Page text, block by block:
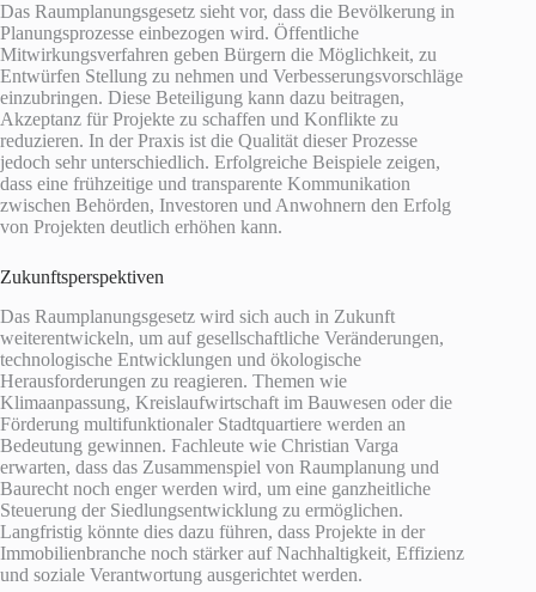
Das Raumplanungsgesetz sieht vor, dass die Bevölkerung in
Planungsprozesse einbezogen wird. Öffentliche
Mitwirkungsverfahren geben Bürgern die Möglichkeit, zu
Entwürfen Stellung zu nehmen und Verbesserungsvorschläge
einzubringen. Diese Beteiligung kann dazu beitragen,
Akzeptanz für Projekte zu schaffen und Konflikte zu
reduzieren. In der Praxis ist die Qualität dieser Prozesse
jedoch sehr unterschiedlich. Erfolgreiche Beispiele zeigen,
dass eine frühzeitige und transparente Kommunikation
zwischen Behörden, Investoren und Anwohnern den Erfolg
von Projekten deutlich erhöhen kann.
Zukunftsperspektiven
Das Raumplanungsgesetz wird sich auch in Zukunft
weiterentwickeln, um auf gesellschaftliche Veränderungen,
technologische Entwicklungen und ökologische
Herausforderungen zu reagieren. Themen wie
Klimaanpassung, Kreislaufwirtschaft im Bauwesen oder die
Förderung multifunktionaler Stadtquartiere werden an
Bedeutung gewinnen. Fachleute wie Christian Varga
erwarten, dass das Zusammenspiel von Raumplanung und
Baurecht noch enger werden wird, um eine ganzheitliche
Steuerung der Siedlungsentwicklung zu ermöglichen.
Langfristig könnte dies dazu führen, dass Projekte in der
Immobilienbranche noch stärker auf Nachhaltigkeit, Effizienz
und soziale Verantwortung ausgerichtet werden.